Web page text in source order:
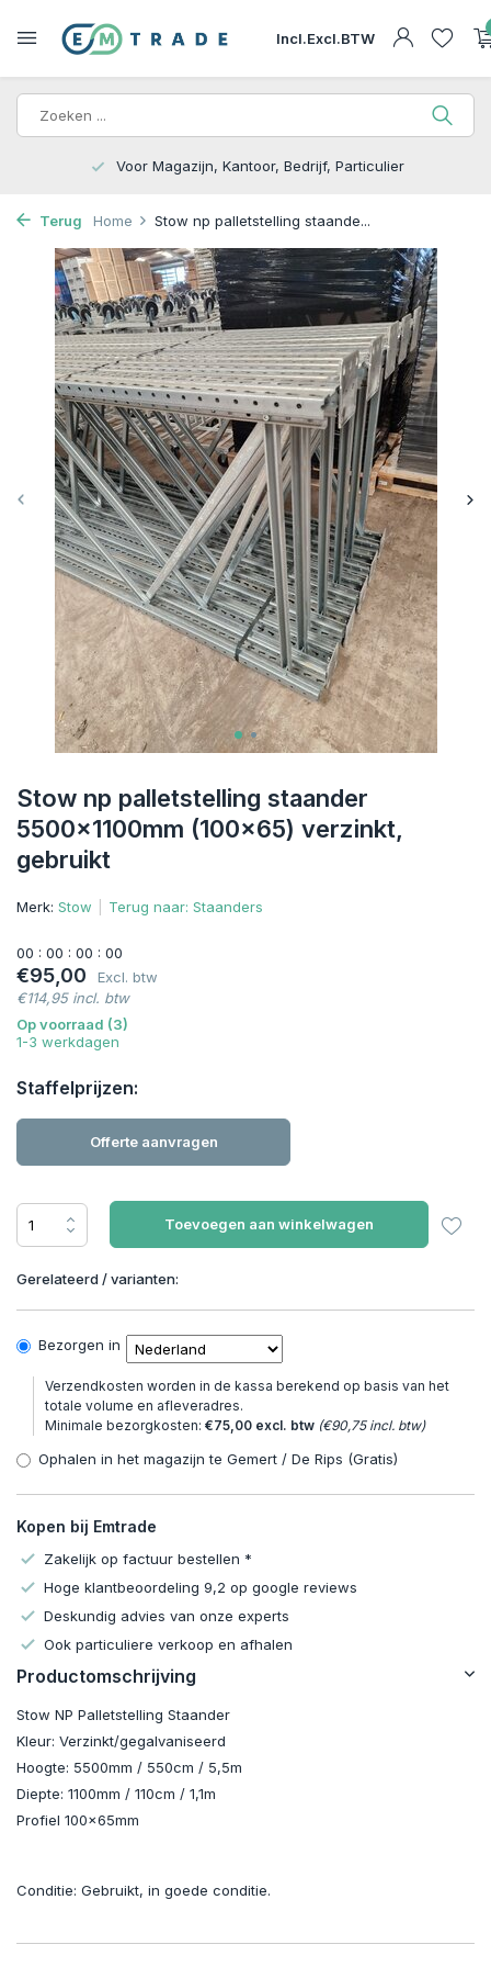
Incl.Excl.BTW
15.000m2 op Voorraad | Bezorgen of Afhalen
Terug Home Stow np palletstelling staande...
Stow np palletstelling staander
5500x1100mm (100x65) verzinkt,
gebruikt
Merk: Stow Terug naar: Staanders
00 : 00 : 00 : 00
€95,00
Excl. btw
€114,95 incl. btw
Op voorraad (3)
1-3 werkdagen
Staffelprijzen:
Offerte aanvragen
Toevoegen aan winkelwagen
Gerelateerd / varianten:
Bezorgen in
Verzendkosten worden in de kassa berekend op basis van het
totale volume en afleveradres.
Minimale bezorgkosten: €75,00 excl. btw (€90,75 incl. btw)
Ophalen in het magazijn te Gemert / De Rips (Gratis)
Kopen bij Emtrade
Zakelijk op factuur bestellen *
Hoge klantbeoordeling 9,2 op google reviews
Deskundig advies van onze experts
Ook particuliere verkoop en afhalen
Productomschrijving
Stow NP Palletstelling Staander
Kleur: Verzinkt/gegalvaniseerd
Hoogte: 5500mm / 550cm / 5,5m
Diepte: 1100mm / 110cm / 1,1m
Profiel 100x65mm
Conditie: Gebruikt, in goede conditie.